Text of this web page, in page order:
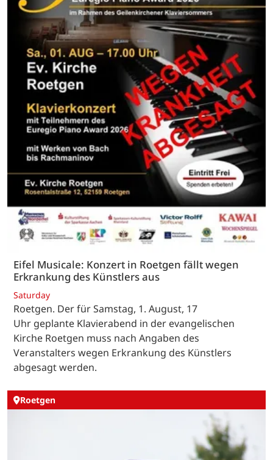
Eifel Musicale: Konzert in Roetgen fällt wegen
Erkrankung des Künstlers aus
Saturday
Roetgen. Der für Samstag, 1. August, 17
Uhr geplante Klavierabend in der evangelischen
Kirche Roetgen muss nach Angaben des
Veranstalters wegen Erkrankung des Künstlers
abgesagt werden.
Roetgen